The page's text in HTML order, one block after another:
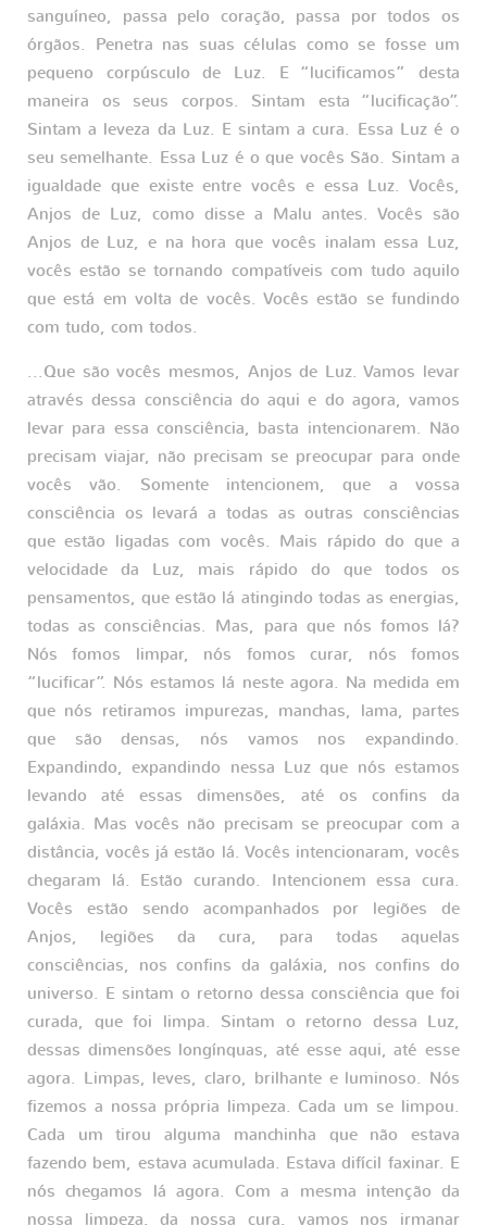
sanguíneo, passa pelo coração, passa por todos os
órgãos. Penetra nas suas células como se fosse um
pequeno corpúsculo de Luz. E “lucificamos” desta
maneira os seus corpos. Sintam esta “lucificação”.
Sintam a leveza da Luz. E sintam a cura. Essa Luz é o
seu semelhante. Essa Luz é o que vocês São. Sintam a
igualdade que existe entre vocês e essa Luz. Vocês,
Anjos de Luz, como disse a Malu antes. Vocês são
Anjos de Luz, e na hora que vocês inalam essa Luz,
vocês estão se tornando compatíveis com tudo aquilo
que está em volta de vocês. Vocês estão se fundindo
com tudo, com todos.
...Que são vocês mesmos, Anjos de Luz. Vamos levar
através dessa consciência do aqui e do agora, vamos
levar para essa consciência, basta intencionarem. Não
precisam viajar, não precisam se preocupar para onde
vocês vão. Somente intencionem, que a vossa
consciência os levará a todas as outras consciências
que estão ligadas com vocês. Mais rápido do que a
velocidade da Luz, mais rápido do que todos os
pensamentos, que estão lá atingindo todas as energias,
todas as consciências. Mas, para que nós fomos lá?
Nós fomos limpar, nós fomos curar, nós fomos
“lucificar”. Nós estamos lá neste agora. Na medida em
que nós retiramos impurezas, manchas, lama, partes
que são densas, nós vamos nos expandindo.
Expandindo, expandindo nessa Luz que nós estamos
levando até essas dimensões, até os confins da
galáxia. Mas vocês não precisam se preocupar com a
distância, vocês já estão lá. Vocês intencionaram, vocês
chegaram lá. Estão curando. Intencionem essa cura.
Vocês estão sendo acompanhados por legiões de
Anjos, legiões da cura, para todas aquelas
consciências, nos confins da galáxia, nos confins do
universo. E sintam o retorno dessa consciência que foi
curada, que foi limpa. Sintam o retorno dessa Luz,
dessas dimensões longínquas, até esse aqui, até esse
agora. Limpas, leves, claro, brilhante e luminoso. Nós
fizemos a nossa própria limpeza. Cada um se limpou.
Cada um tirou alguma manchinha que não estava
fazendo bem, estava acumulada. Estava difícil faxinar. E
nós chegamos lá agora. Com a mesma intenção da
nossa limpeza, da nossa cura, vamos nos irmanar